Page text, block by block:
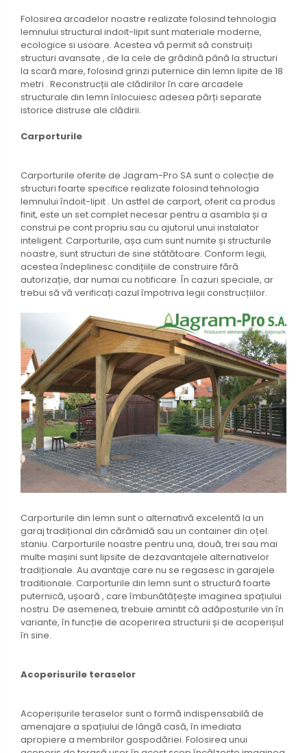
Folosirea arcadelor noastre realizate folosind tehnologia
lemnului structural indoit-lipit sunt materiale moderne,
ecologice si usoare. Acestea vă permit să construiți
structuri avansate , de la cele de grădină până la structuri
la scară mare, folosind grinzi puternice din lemn lipite de 18
metri . Reconstrucții ale clădirilor în care arcadele
structurale din lemn înlocuiesc adesea părți separate
istorice distruse ale clădirii.
Carporturile
Carporturile oferite de Jagram-Pro SA sunt o colecție de
structuri foarte specifice realizate folosind tehnologia
lemnului îndoit-lipit . Un astfel de carport, oferit ca produs
finit, este un set complet necesar pentru a asambla și a
construi pe cont propriu sau cu ajutorul unui instalator
inteligent. Carporturile, așa cum sunt numite și structurile
noastre, sunt structuri de sine stătătoare. Conform legii,
acestea îndeplinesc condițiile de construire fără
autorizație, dar numai cu notificare. În cazuri speciale, ar
trebui să vă verificați cazul împotriva legii construcțiilor.
Carporturile din lemn sunt o alternativă excelentă la un
garaj tradițional din cărămidă sau un container din oțel.
staniu. Carporturile noastre pentru una, două, trei sau mai
multe mașini sunt lipsite de dezavantajele alternativelor
tradiționale. Au avantaje care nu se regasesc in garajele
traditionale. Carporturile din lemn sunt o structură foarte
puternică, ușoară , care îmbunătățește imaginea spațiului
nostru. De asemenea, trebuie amintit că adăposturile vin în
variante, în funcție de acoperirea structurii și de acoperișul
în sine.
Acoperisurile teraselor
Acoperișurile teraselor sunt o formă indispensabilă de
amenajare a spațiului de lângă casă, în imediata
apropiere a membrilor gospodăriei. Folosirea unui